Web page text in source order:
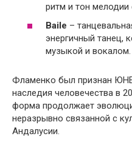
ритм и тон
Baile –
энергичный танец,
музыкой и вокалом.
Фламенко был признан
наследия человечества в
форма продолжает
неразрывно связанной с
Андалусии.